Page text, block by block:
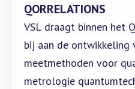
QORRELATIONS
VSL draagt binnen het
bij aan de ontwikkeling
meetmethoden voor
metrologie